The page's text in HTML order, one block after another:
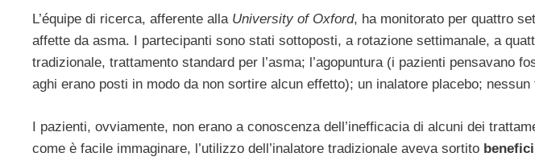
L’équipe di ricerca, afferente alla University of Oxford, ha monitorato per quattro
affette da asma. I partecipanti sono stati sottoposti, a rotazione settimanale, a
tradizionale, trattamento standard per l’asma; l’agopuntura (i pazienti pensavano
aghi erano posti in modo da non sortire alcun effetto); un inalatore placebo;
I pazienti, ovviamente, non erano a conoscenza dell’inefficacia di alcuni dei
come è facile immaginare, l’utilizzo dell’inalatore tradizionale aveva sortito benefici